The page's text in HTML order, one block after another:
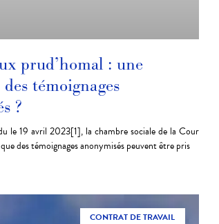
prud’homal : une
témoignages
?
le 19 avril 2023[1], la chambre sociale de la Cour
des témoignages anonymisés peuvent être pris
CONTRAT DE TRAVAIL